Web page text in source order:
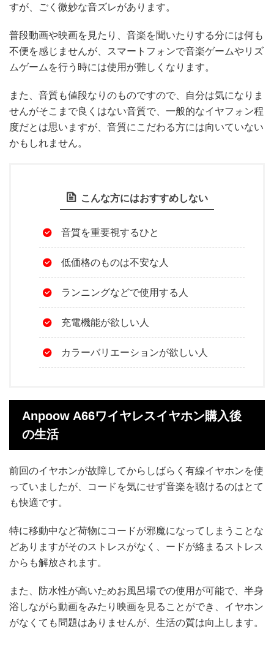
すが、ごく微妙な音ズレがあります。
普段動画や映画を見たり、音楽を聞いたりする分には何も
不便を感じませんが、スマートフォンで音楽ゲームやリズ
ムゲームを行う時には使用が難しくなります。
また、音質も値段なりのものですので、自分は気になりま
せんがそこまで良くはない音質で、一般的なイヤフォン程
度だとは思いますが、音質にこだわる方には向いていない
かもしれません。
こんな方にはおすすめしない
音質を重要視するひと
低価格のものは不安な人
ランニングなどで使用する人
充電機能が欲しい人
カラーバリエーションが欲しい人
Anpoow A66ワイヤレスイヤホン購入後
の生活
前回のイヤホンが故障してからしばらく有線イヤホンを使
っていましたが、コードを気にせず音楽を聴けるのはとて
も快適です。
特に移動中など荷物にコードが邪魔になってしまうことな
どありますがそのストレスがなく、ードが絡まるストレス
からも解放されます。
また、防水性が高いためお風呂場での使用が可能で、半身
浴しながら動画をみたり映画を見ることができ、イヤホン
がなくても問題はありませんが、生活の質は向上します。